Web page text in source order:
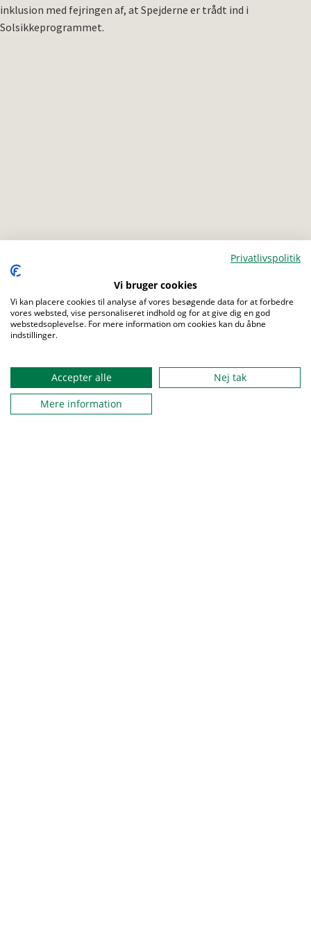
inklusion med fejringen af, at Spejderne er trådt ind i
Solsikkeprogrammet.
Menu
Privatlivspolitik
Vi bruger cookies
Vi kan placere cookies til analyse af vores besøgende data for at forbedre
vores websted, vise personaliseret indhold og for at give dig en god
webstedsoplevelse. For mere information om cookies kan du åbne
indstillinger.
Accepter alle
Nej tak
Mere information